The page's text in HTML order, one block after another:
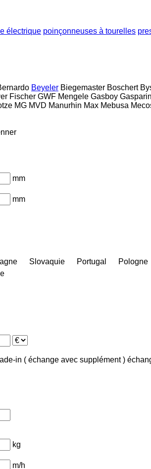
électrique poinçonneuses à tourelles
Beyeler Biegemaster Boschert
Fischer GWF Mengele Gasboy
MG MVD Manurhin Max Mebusa
mm
mm
Slovaquie Portugal Pologne
in ( échange avec supplément )
kg
m/h